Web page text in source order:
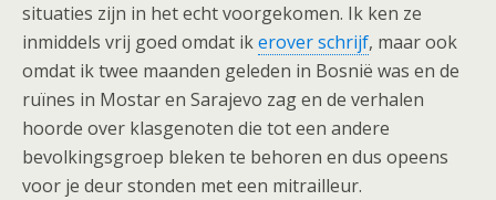
situaties zijn in het echt voorgekomen. Ik ken ze
inmiddels vrij goed omdat ikerover schrijf, maar ook
omdat ik twee maanden geleden in Bosnië was en de
ruïnes in Mostar en Sarajevo zag en de verhalen
hoorde over klasgenoten die tot een andere
bevolkingsgroep bleken te behoren en dus opeens
voor je deur stonden met een mitrailleur.